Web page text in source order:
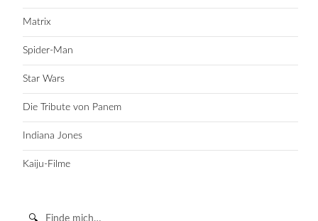
Matrix
Spider-Man
Star Wars
Die Tribute von Panem
Indiana Jones
Kaiju-Filme
Suche